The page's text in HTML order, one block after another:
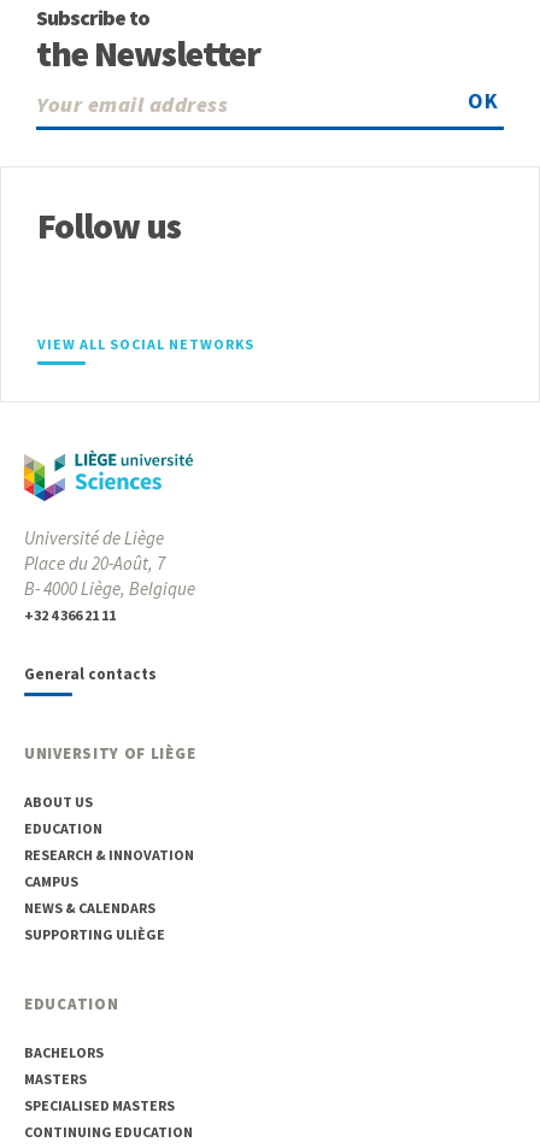
Subscribe to
the Newsletter
OK
Follow us
VIEW ALL SOCIAL NETWORKS
Université de Liège
Place du 20-Août, 7
B- 4000 Liège, Belgique
+32 4 366 21 11
General contacts
UNIVERSITY OF LIÈGE
ABOUT US
EDUCATION
RESEARCH & INNOVATION
CAMPUS
NEWS & CALENDARS
SUPPORTING ULIÈGE
EDUCATION
BACHELORS
MASTERS
SPECIALISED MASTERS
CONTINUING EDUCATION